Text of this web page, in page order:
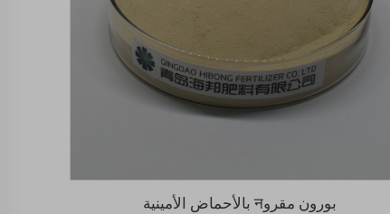
بورون مقروन بالأحماض الأمينية